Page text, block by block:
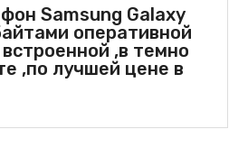
Samsung Galaxy
оперативной
,в темно
,по лучшей цене в